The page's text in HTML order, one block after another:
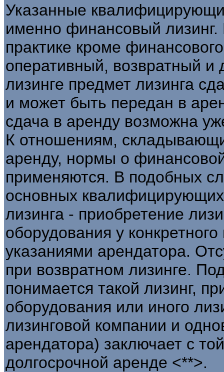
Указанные
именно финансовый
практике кроме
оперативный, возвратный
лизинге предмет лизинга
и может быть передан в
сдача в аренду возможна
К отношениям,
аренду, нормы о
применяются. В подобных
основных квалифицирующих
лизинга - приобретение
оборудования у
указаниями арендатора.
при возвратном лизинге.
понимается такой лизинг,
оборудования или иного
лизинговой компании и
арендатора) заключает с
долгосрочной аренде <**>.